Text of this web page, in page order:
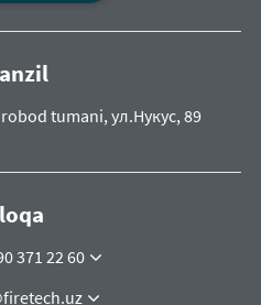
tumani, ул.Нукус, 89
371 22 60